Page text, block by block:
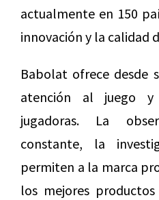
actualmente en 150
innovación y la calidad
Babolat ofrece desde
atención al juego
jugadoras. La
constante, la
permiten a la marca
los mejores